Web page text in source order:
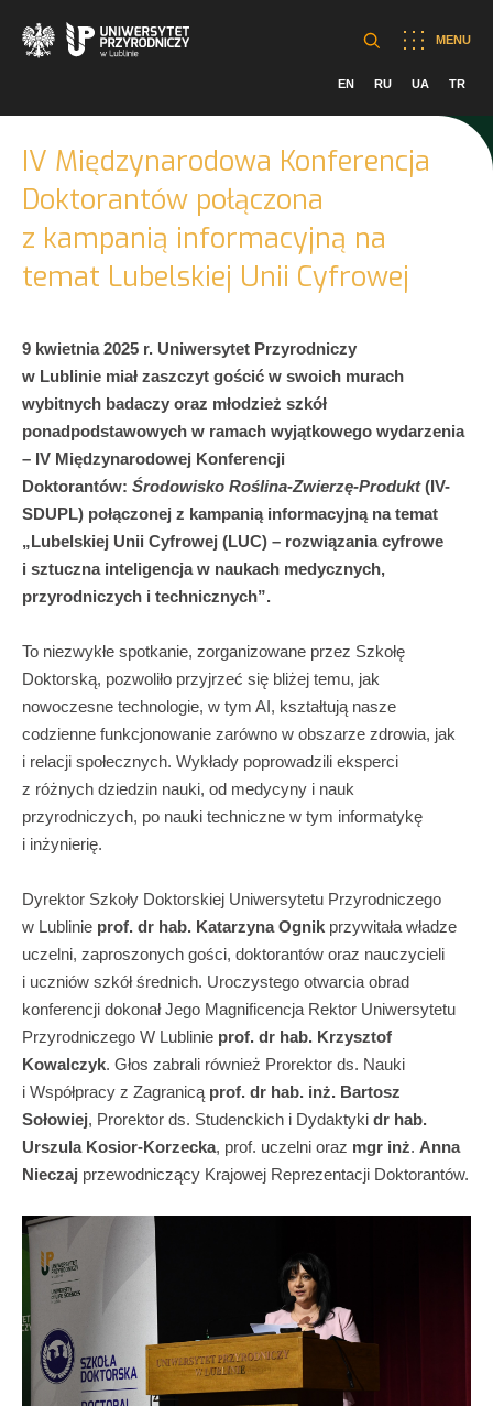
MENU
EN RU UA TR
IV Międzynarodowa Konferencja
Doktorantów połączona
z kampanią informacyjną na
temat Lubelskiej Unii Cyfrowej
9 kwietnia 2025 r. Uniwersytet Przyrodniczy
w Lublinie miał zaszczyt gościć w swoich murach
wybitnych badaczy oraz młodzież szkół
ponadpodstawowych w ramach wyjątkowego wydarzenia
– IV Międzynarodowej Konferencji
Doktorantów: Środowisko Roślina-Zwierzę-Produkt(IV-
SDUPL) połączonej z kampanią informacyjną na temat
„Lubelskiej Unii Cyfrowej (LUC) – rozwiązania cyfrowe
i sztuczna inteligencja w naukach medycznych,
przyrodniczych i technicznych”.
To niezwykłe spotkanie, zorganizowane przez Szkołę
Doktorską, pozwoliło przyjrzeć się bliżej temu, jak
nowoczesne technologie, w tym AI, kształtują nasze
codzienne funkcjonowanie zarówno w obszarze zdrowia, jak
i relacji społecznych. Wykłady poprowadzili eksperci
z różnych dziedzin nauki, od medycyny i nauk
przyrodniczych, po nauki techniczne w tym informatykę
i inżynierię.
Dyrektor Szkoły Doktorskiej Uniwersytetu Przyrodniczego
w Lublinie prof. dr hab. Katarzyna Ognik przywitała władze
uczelni, zaproszonych gości, doktorantów oraz nauczycieli
i uczniów szkół średnich. Uroczystego otwarcia obrad
konferencji dokonał Jego Magnificencja Rektor Uniwersytetu
Przyrodniczego W Lublinie prof. dr hab. Krzysztof
Kowalczyk. Głos zabrali również Prorektor ds. Nauki
i Współpracy z Zagranicą prof. dr hab. inż. Bartosz
Sołowiej, Prorektor ds. Studenckich i Dydaktyki dr hab.
Urszula Kosior-Korzecka, prof. uczelni oraz mgr inż. Anna
Nieczaj przewodniczący Krajowej Reprezentacji Doktorantów.